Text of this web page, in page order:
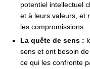
potentiel intellectuel
et à leurs valeurs, et
les compromissions.
La quête de sens :
sens et ont besoin
ce qui les confronte